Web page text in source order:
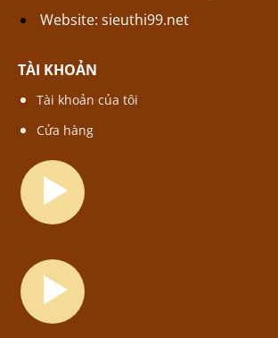
Website: sieuthi99.net
TÀI KHOẢN
Tài khoản của tôi
Cửa hàng